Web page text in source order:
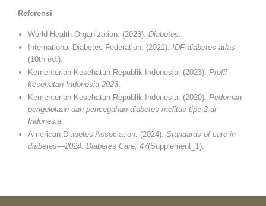
Referensi
World Health Organization. (2023). Diabetes.
International Diabetes Federation. (2021). IDF diabetes atlas
(10th ed.).
Kementerian Kesehatan Republik Indonesia. (2023). Profil
kesehatan Indonesia 2023.
Kementerian Kesehatan Republik Indonesia. (2020). Pedoman
pengelolaan dan pencegahan diabetes melitus tipe 2 di
Indonesia.
American Diabetes Association. (2024). Standards of care in
diabetes—2024. Diabetes Care, 47(Supplement_1).